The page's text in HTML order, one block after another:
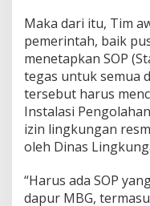
Maka dari itu, Tim
pemerintah, baik
menetapkan SOP
tegas untuk semua
tersebut harus
Instalasi
izin lingkungan
oleh Dinas
“Harus ada SOP
dapur MBG,